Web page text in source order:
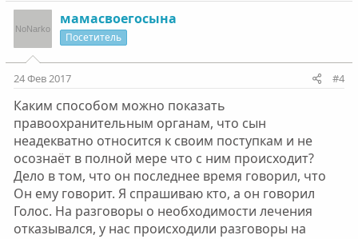
мамасвоегосына
Посетитель
24 Фев 2017 #4
Каким способом можно показать
правоохранительным органам, что сын
неадекватно относится к своим поступкам и не
осознаёт в полной мере что с ним происходит?
Дело в том, что он последнее время говорил, что
Он ему говорит. Я спрашиваю кто, а он говорил
Голос. На разговоры о необходимости лечения
отказывался, у нас происходили разговоры на